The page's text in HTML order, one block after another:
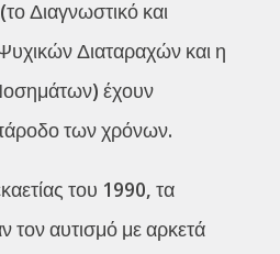
Διαγνωστικό και
Ψυχικών Διαταραχών και η
έχουν
των χρόνων.
του 1990, τα
τον αυτισμό με αρκετά